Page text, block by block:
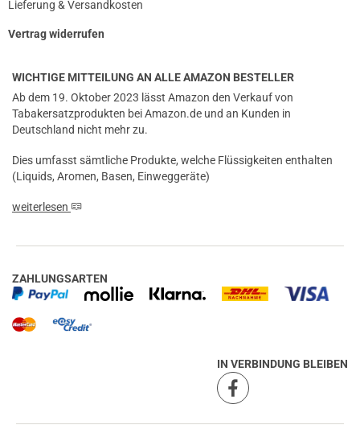
Lieferung & Versandkosten
Vertrag widerrufen
WICHTIGE MITTEILUNG AN ALLE AMAZON BESTELLER
Ab dem 19. Oktober 2023 lässt Amazon den Verkauf von
Tabakersatzprodukten bei Amazon.de und an Kunden in
Deutschland nicht mehr zu.
Dies umfasst sämtliche Produkte, welche Flüssigkeiten enthalten
(Liquids, Aromen, Basen, Einweggeräte)
weiterlesen
ZAHLUNGSARTEN
IN VERBINDUNG BLEIBEN